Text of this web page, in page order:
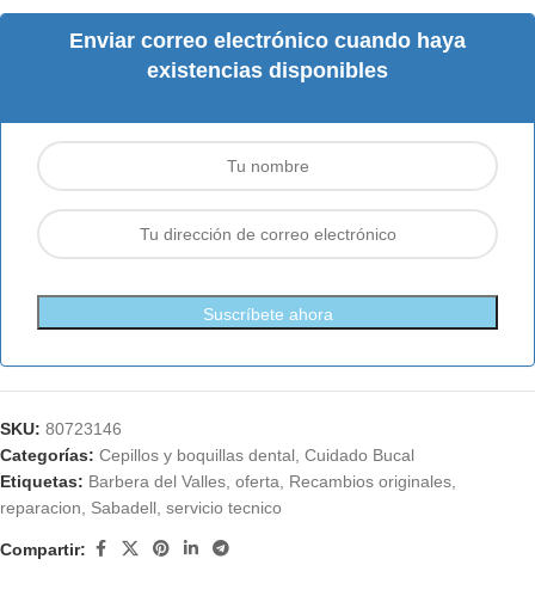
Enviar correo electrónico cuando haya
existencias disponibles
Suscríbete ahora
SKU: 80723146
Categorías: Cepillos y boquillas dental Cuidado Bucal
Etiquetas: Barbera del Valles oferta Recambios originales
reparacion
Sabadell servicio tecnico
Compartir: